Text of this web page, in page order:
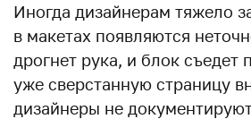
Иногда дизайнерам тяжело
в макетах появляются
дрогнет рука, и блок съедет
уже сверстанную страницу
дизайнеры не